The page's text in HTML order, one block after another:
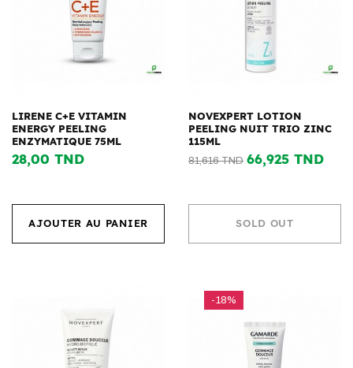
LIRENE C+E VITAMIN
ENERGY PEELING
ENZYMATIQUE 75ML
28,00 TND
AJOUTER AU PANIER
NOVEXPERT LOTION
PEELING NUIT TRIO ZINC
115ML
81,616 TND 66,925 TND
SOLD OUT
-18%